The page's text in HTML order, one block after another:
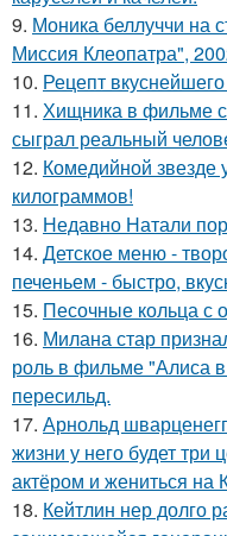
9. Моника беллуччи на
Миссия Клеопатра",
10. Рецепт
11. Хищника в фильме
сыграл реальный
12. Комедийной звезде
килограммов!
13. Недавно Натали
14. Детское меню -
печеньем - быстро,
15. Песочные кольца с
16. Милана стар
роль в фильме "Алиса
пересильд.
17. Арнольд
жизни у него будет три
актёром и жениться на
18. Кейтлин нер долго